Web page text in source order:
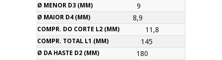
9
8,9
11,8
145
180